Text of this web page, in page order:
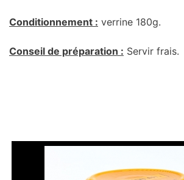
Conditionnement : verrine 180g.
Conseil de préparation : Servir frais.